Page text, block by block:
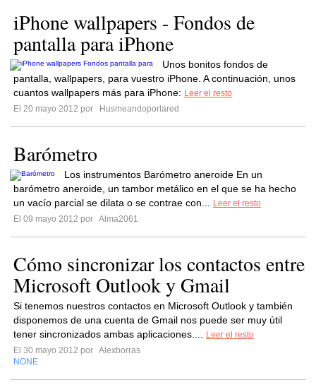
iPhone wallpapers - Fondos de
pantalla para iPhone
Unos bonitos fondos de
pantalla, wallpapers, para vuestro iPhone. A continuación, unos
cuantos wallpapers más para iPhone: Leer el resto
El 20 mayo 2012 por
Husmeandoporlared
Barómetro
Los instrumentos Barómetro aneroide En un
barómetro aneroide, un tambor metálico en el que se ha hecho
un vacío parcial se dilata o se contrae con...
Leer el resto
El 09 mayo 2012 por Alma2061
Cómo sincronizar los contactos entre
Microsoft Outlook y Gmail
Si tenemos nuestros contactos en Microsoft Outlook y también
disponemos de una cuenta de Gmail nos puede ser muy útil
tener sincronizados ambas aplicaciones....
Leer el resto
El 30 mayo 2012 por Alexborras
NONE